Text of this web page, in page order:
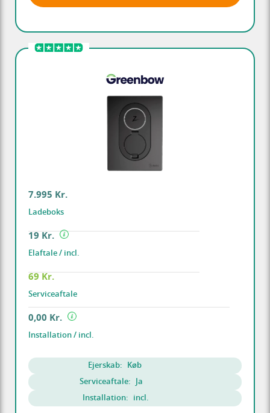
7.995 Kr.
Ladeboks
19 Kr.
Elaftale / incl.
69 Kr.
Serviceaftale
0,00 Kr.
Installation / incl.
Ejerskab: Køb
Serviceaftale: Ja
Installation: incl.